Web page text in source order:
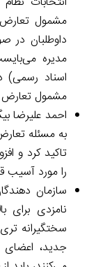
مشمول تعارض
داوطلبان در
مدیره
اسناد رسمی)
مشمول تعارض
احمد علیرضا
به مسئله
تاکید کرد و
را مورد آسیب
سازمان
نامزدی برای
سختگیرانه
جدید، اعضای